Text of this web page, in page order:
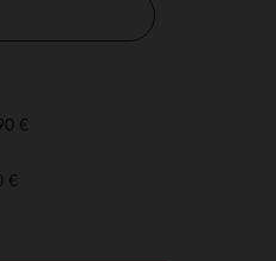
la conformité avec
€
€